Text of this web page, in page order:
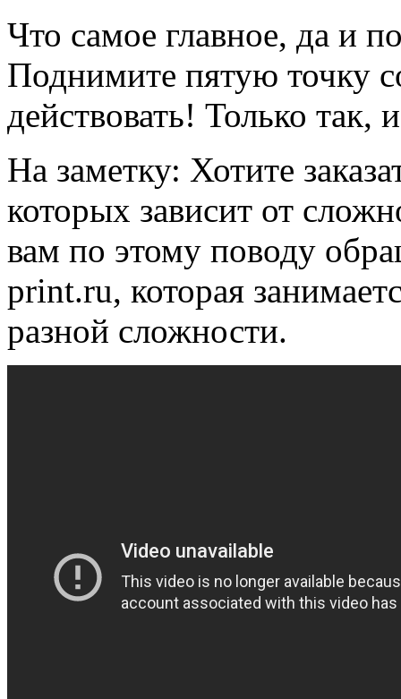
Что самое главное, да и
Поднимите пятую точку
действовать! Только так,
На заметку: Хотите
которых зависит от
вам по этому поводу
print.ru, которая
разной сложности.